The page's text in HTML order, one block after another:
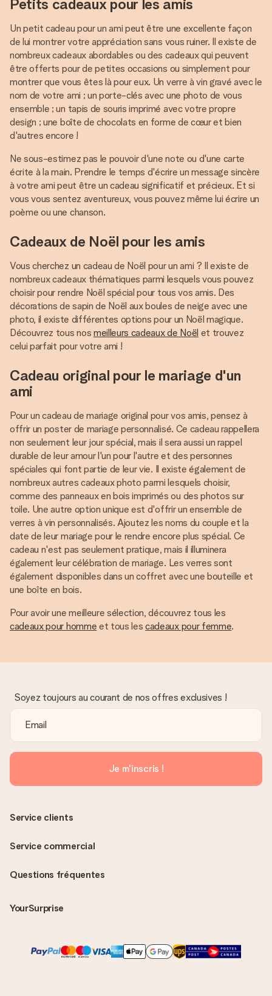
Petits cadeaux pour les amis
Un petit cadeau pour un ami peut être une excellente façon
de lui montrer votre appréciation sans vous ruiner. Il existe de
nombreux cadeaux abordables ou des cadeaux qui peuvent
être offerts pour de petites occasions ou simplement pour
montrer que vous êtes là pour eux. Un verre à vin gravé avec le
nom de votre ami ; un porte-clés avec une photo de vous
ensemble ; un tapis de souris imprimé avec votre propre
design ; une boîte de chocolats en forme de cœur et bien
d'autres encore !
Ne sous-estimez pas le pouvoir d'une note ou d'une carte
écrite à la main. Prendre le temps d'écrire un message sincère
à votre ami peut être un cadeau significatif et précieux. Et si
vous vous sentez aventureux, vous pouvez même lui écrire un
poème ou une chanson.
Cadeaux de Noël pour les amis
Vous cherchez un cadeau de Noël pour un ami ? Il existe de
nombreux cadeaux thématiques parmi lesquels vous pouvez
choisir pour rendre Noël spécial pour tous vos amis. Des
décorations de sapin de Noël aux boules de neige avec une
photo, il existe différentes options pour un Noël magique.
Découvrez tous nos meilleurs cadeaux de Noël et trouvez
celui parfait pour votre ami !
Cadeau original pour le mariage d'un
ami
Pour un cadeau de mariage original pour vos amis, pensez à
offrir un poster de mariage personnalisé. Ce cadeau rappellera
non seulement leur jour spécial, mais il sera aussi un rappel
durable de leur amour l'un pour l'autre et des personnes
spéciales qui font partie de leur vie. Il existe également de
nombreux autres cadeaux photo parmi lesquels choisir,
comme des panneaux en bois imprimés ou des photos sur
toile. Une autre option unique est d'offrir un ensemble de
verres à vin personnalisés. Ajoutez les noms du couple et la
date de leur mariage pour le rendre encore plus spécial. Ce
cadeau n'est pas seulement pratique, mais il illuminera
également leur célébration de mariage. Les verres sont
également disponibles dans un coffret avec une bouteille et
une boîte en bois.
Pour avoir une meilleure sélection, découvrez tous les
cadeaux pour homme et tous lescadeaux pour femme.
Soyez toujours au courant de nos offres exclusives !
Je m'inscris !
Questions fréquentes
YourSurprise
Service clients
Service commercial